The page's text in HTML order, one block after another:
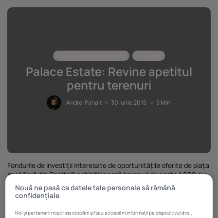
Palace Estate: Revine apetitul
pentru terenuri
Andrei Panait 30 iunie 2015 5 Min
Fondurile de investiții interesate de oportunitățile oferite de piața
imobiliară din Capitală achiziționează terenuri de peste 1.000 mp
în zone centrale.
Nouă ne pasă ca datele tale personale să rămână
confidențiale
Noi și partenerii noștri692 stocăm și/sau accesăm informații pe dispozitivul dvs.,